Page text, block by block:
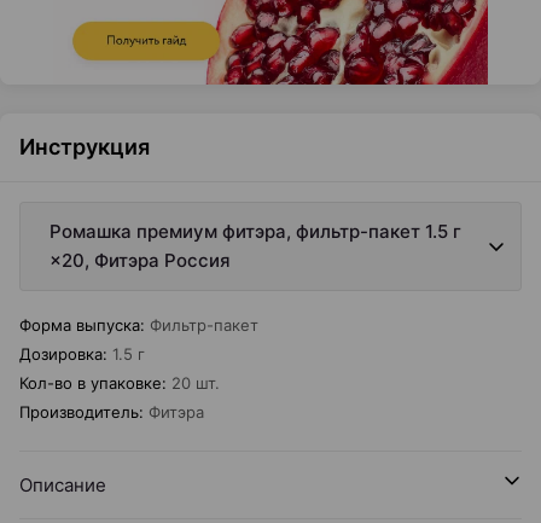
Инструкция
Ромашка премиум фитэра, фильтр-пакет 1.5 г
×20, Фитэра Россия
Форма выпуска: Фильтр-пакет
Дозировка: 1.5 г
Кол-во в упаковке: 20 шт.
Производитель: Фитэра
Описание